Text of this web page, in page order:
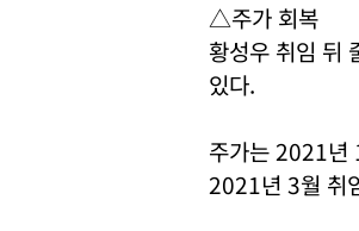
△주가 회복
황성우 취임 뒤
있다.
주가는 2021년
2021년 3월 취